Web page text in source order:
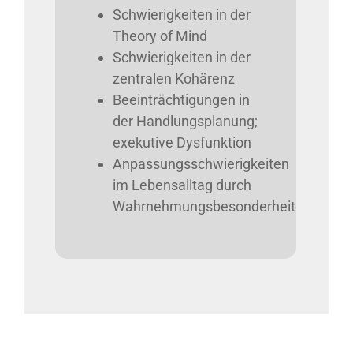
Schwierigkeiten in der
Theory of Mind
Schwierigkeiten in der
zentralen Kohärenz
Beeinträchtigungen in
der Handlungsplanung;
exekutive Dysfunktion
Anpassungsschwierigkeiten
im Lebensalltag durch
Wahrnehmungsbesonderheiten